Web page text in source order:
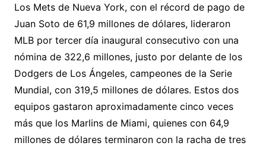
Los Mets de Nueva York, con el récord de pago de
Juan Soto de 61,9 millones de dólares, lideraron
MLB por tercer día inaugural consecutivo con una
nómina de 322,6 millones, justo por delante de los
Dodgers de Los Ángeles, campeones de la Serie
Mundial, con 319,5 millones de dólares. Estos dos
equipos gastaron aproximadamente cinco veces
más que los Marlins de Miami, quienes con 64,9
millones de dólares terminaron con la racha de tres